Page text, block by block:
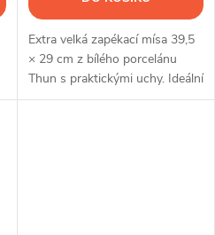
Extra velká zapékací mísa 39,5
× 29 cm z bílého porcelánu
Thun s praktickými uchy. Ideální
pro rodinné obědy, pečení i